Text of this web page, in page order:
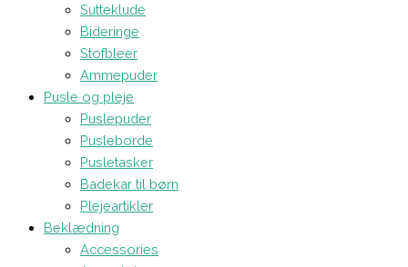
Sutteklude
Bideringe
Stofbleer
Ammepuder
Pusle og pleje
Puslepuder
Pusleborde
Pusletasker
Badekar til børn
Plejeartikler
Beklædning
Accessories